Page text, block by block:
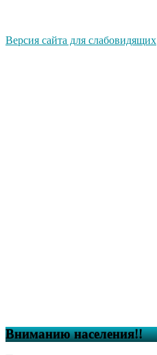
Версия сайта для слабовидящих
Вниманию населения!!